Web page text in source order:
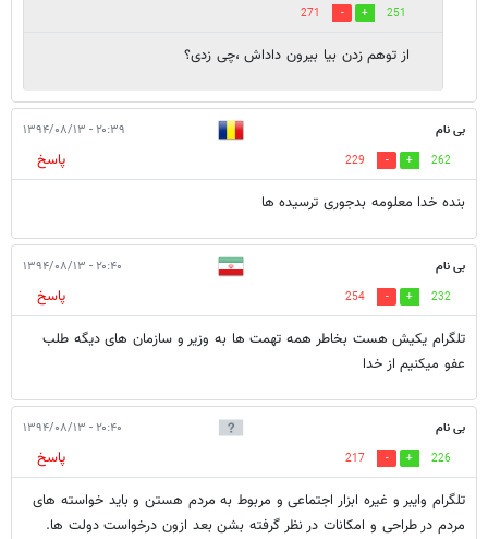
251
271
از توهم زدن بیا بیرون داداش ،چی زدی؟
بی نام ۲۰:۳۹ - ۱۳۹۴/۰۸/۱۳
262
229
پاسخ
بنده خدا معلومه بدجوری ترسیده ها
بی نام ۲۰:۴۰ - ۱۳۹۴/۰۸/۱۳
232
254
پاسخ
تلگرام یکیش هست بخاطر همه تهمت ها به وزیر و سازمان های دیگه طلب
عفو میکنیم از خدا
بی نام ۲۰:۴۰ - ۱۳۹۴/۰۸/۱۳
226
217
پاسخ
تلگرام وایبر و غیره ابزار اجتماعی و مربوط به مردم هستن و باید خواسته های
مردم در طراحی و امکانات در نظر گرفته بشن بعد ازون درخواست دولت ها.